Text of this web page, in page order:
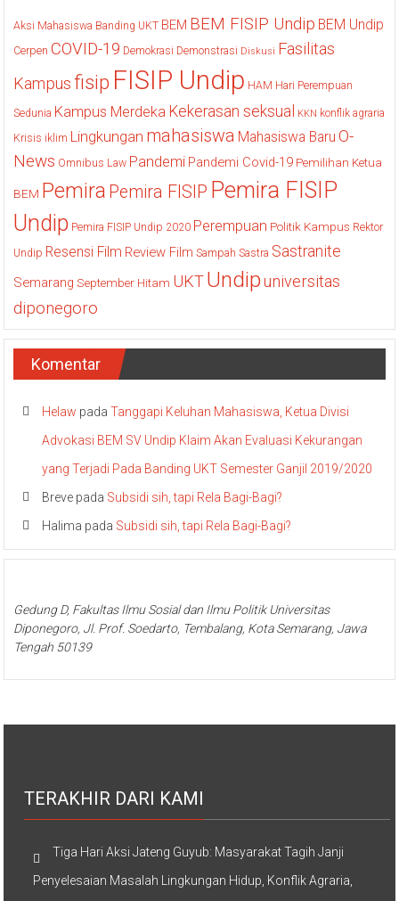
Aksi Mahasiswa Banding UKT BEM BEM FISIP Undip BEM Undip
Cerpen COVID-19 Demokrasi Demonstrasi Diskusi Fasilitas
Kampus fisip FISIP Undip HAM Hari Perempuan
Sedunia Kampus Merdeka Kekerasan seksual KKN konflik agraria
Krisis iklim Lingkungan mahasiswa Mahasiswa Baru O-
News Omnibus Law Pandemi Pandemi Covid-19 Pemilihan Ketua
BEM Pemira Pemira FISIP Pemira FISIP
Undip Pemira FISIP Undip 2020 Perempuan Politik Kampus Rektor
Undip Resensi Film Review Film Sampah Sastra Sastranite
Semarang September Hitam UKTUndipuniversitas
diponegoro
Komentar
Helaw padaTanggapi Keluhan Mahasiswa, Ketua Divisi
Advokasi BEM SV Undip Klaim Akan Evaluasi Kekurangan
yang Terjadi Pada Banding UKT Semester Ganjil 2019/2020
Breve pada Subsidi sih, tapi Rela Bagi-Bagi?
Halima pada Subsidi sih, tapi Rela Bagi-Bagi?
Gedung D, Fakultas Ilmu Sosial dan Ilmu Politik Universitas
Diponegoro, Jl. Prof. Soedarto, Tembalang, Kota Semarang, Jawa
Tengah 50139
TERAKHIR DARI KAMI
Tiga Hari Aksi Jateng Guyub: Masyarakat Tagih Janji
Penyelesaian Masalah Lingkungan Hidup, Konflik Agraria,